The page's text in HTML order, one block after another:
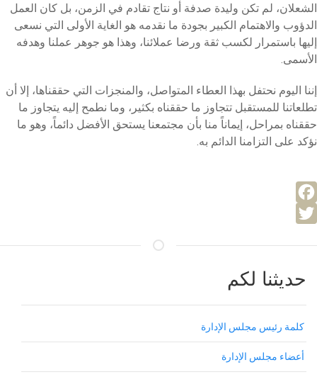
الشعلان، لم تكن وليدة صدفة أو نتاج تقادم في الزمن، بل كان العمل
الدؤوب والاهتمام الكبير بجودة ما نقدمه هو الغاية الأولى التي نسعى
إليها باستمرار لكسب ثقة ورضا عملائنا، وهذا هو جوهر عملنا وهدفه
الأسمى.
إننا اليوم نحتفل بهذا العطاء المتواصل، والمنجزات التي حققناها، إلا أن
تطلعاتنا للمستقبل تتجاوز ما حققناه بكثير، وما نطمح إليه يتجاوز ما
حققناه بمراحل، إيماناً منا بأن مجتمعنا يستحق الأفضل دائماً، وهو ما
نؤكد على التزامنا الدائم به.
Facebook
حديثنا لكم
كلمة رئيس مجلس الإدارة
أعضاء مجلس الإدارة